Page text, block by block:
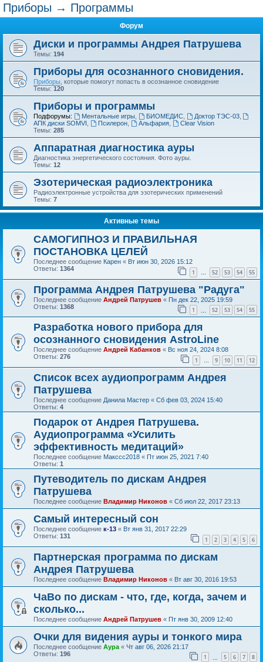
Приборы → Программы
Форум
Диски и программы Андрея Патрушева
Темы: 194
Приборы для осознанного сновидения.
Приборы , которые помогут попасть в осознанное сновидение
Темы: 120
Приборы и программы
Подфорумы: Ментальные игры, БИОМЕДИС, Доктор ТЭС-03,
АПК диски SOMVI
Псилерон, Альфария,
Clear Vision
Темы: 285
Аппаратная диагностика ауры
Диагностика энергетического состояния. Фото ауры.
Темы: 12
Эзотерическая радиоэлектроника
Радиоэлектронные устройства для эзотерических применений
Темы: 7
Активные темы
САМОГИПНОЗ И ПРАВИЛЬНАЯ
ПОСТАНОВКА ЦЕЛЕЙ
Последнее сообщение Карен « Вт июн 30, 2026 15:12
Ответы: 1364 1 … 52 53 54 55
Программа Андрея Патрушева "Радуга"
Последнее сообщение Андрей Патрушев « Пн дек 22, 2025 19:59
Ответы: 1368 1 52 53 54 55
Разработка нового прибора для
осознанного сновидения AstroLine
Последнее сообщение Андрей Кабанков « Вс ноя 24, 2024 8:08
Ответы: 276 1 … 9 10 11 12
Список всех аудиопрограмм Андрея
Патрушева
Последнее сообщение Данила Мастер « Сб фев 03, 2024 15:40
Ответы: 4
Подарок от Андрея Патрушева.
Аудиопрограмма «Усилить
эффективность медитаций»
Последнее сообщение Макссс2018 « Пт июн 25, 2021 7:40
Ответы: 1
Путеводитель по дискам Андрея
Патрушева
Последнее сообщение Владимир Никонов « Сб июл 22, 2017 23:13
Самый интересный сон
Последнее сообщение к-13 « Вт янв 31, 2017 22:29
Ответы: 131 1 2 3 4 5 6
Партнерская программа по дискам
Андрея Патрушева
Последнее сообщение Владимир Никонов « Вт авг 30, 2016 19:53
ЧаВо по дискам - что, где, когда, зачем и
сколько...
Последнее сообщение Андрей Патрушев « Пт янв 30, 2009 12:40
Очки для видения ауры и тонкого мира
Последнее сообщение Аура « Чт авг 06, 2026 21:17
Ответы: 196 1 5 6 7 8